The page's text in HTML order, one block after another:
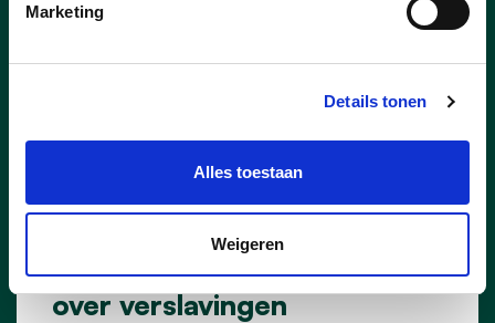
Marketing
Details tonen
Alles toestaan
Weigeren
Welzijnscommissie boog zich
over verslavingen